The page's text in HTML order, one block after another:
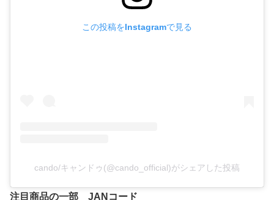
この投稿をInstagramで見る
cando/キャンドゥ(@cando_official)がシェアした投稿
注目商品の一部 JANコード